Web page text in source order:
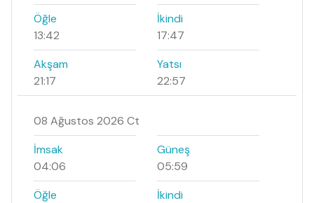
Öğle
13:42
İkindi
17:47
Akşam
21:17
Yatsı
22:57
08 Ağustos 2026 Ct
İmsak
04:06
Güneş
05:59
Öğle
İkindi